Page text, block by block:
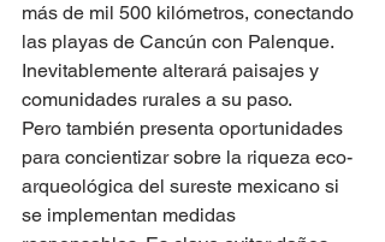
más de mil 500 kilómetros, conectando
las playas de Cancún con Palenque.
Inevitablemente alterará paisajes y
comunidades rurales a su paso.
Pero también presenta oportunidades
para concientizar sobre la riqueza eco-
arqueológica del sureste mexicano si
se implementan medidas